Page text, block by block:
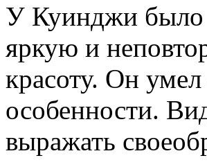
У Куинджи было
яркую и
красоту. Он
особенности.
выражать